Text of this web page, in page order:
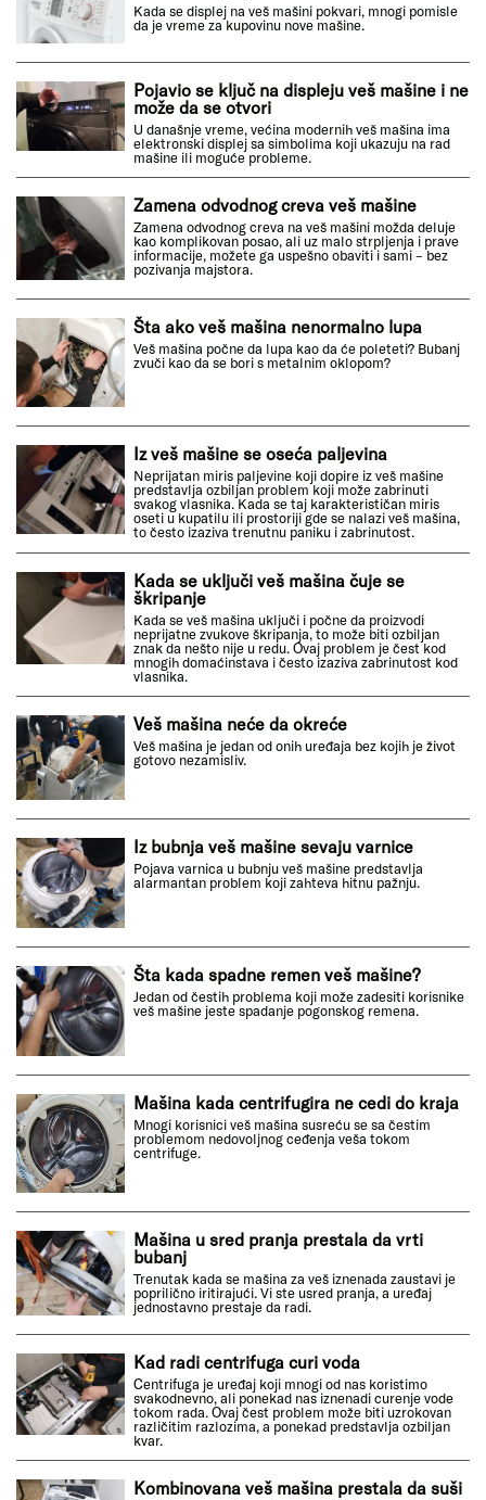
Kada se displej na veš mašini pokvari, mnogi pomisle
da je vreme za kupovinu nove mašine.
Pojavio se ključ na displeju veš mašine i ne
može da se otvori
U današnje vreme, većina modernih veš mašina ima
elektronski displej sa simbolima koji ukazuju na rad
mašine ili moguće probleme.
Zamena odvodnog creva veš mašine
Zamena odvodnog creva na veš mašini možda deluje
kao komplikovan posao, ali uz malo strpljenja i prave
informacije, možete ga uspešno obaviti i sami – bez
pozivanja majstora.
Šta ako veš mašina nenormalno lupa
Veš mašina počne da lupa kao da će poleteti? Bubanj
zvuči kao da se bori s metalnim oklopom?
Iz veš mašine se oseća paljevina
Neprijatan miris paljevine koji dopire iz veš mašine
predstavlja ozbiljan problem koji može zabrinuti
svakog vlasnika. Kada se taj karakterističan miris
oseti u kupatilu ili prostoriji gde se nalazi veš mašina,
to često izaziva trenutnu paniku i zabrinutost.
Kada se uključi veš mašina čuje se
škripanje
Kada se veš mašina uključi i počne da proizvodi
neprijatne zvukove škripanja, to može biti ozbiljan
znak da nešto nije u redu. Ovaj problem je čest kod
mnogih domaćinstava i često izaziva zabrinutost kod
vlasnika.
Veš mašina neće da okreće
Veš mašina je jedan od onih uređaja bez kojih je život
gotovo nezamisliv.
Iz bubnja veš mašine sevaju varnice
Pojava varnica u bubnju veš mašine predstavlja
alarmantan problem koji zahteva hitnu pažnju.
Šta kada spadne remen veš mašine?
Jedan od čestih problema koji može zadesiti korisnike
veš mašine jeste spadanje pogonskog remena.
Mašina kada centrifugira ne cedi do kraja
Mnogi korisnici veš mašina susreću se sa čestim
problemom nedovoljnog ceđenja veša tokom
centrifuge.
Mašina u sred pranja prestala da vrti
bubanj
Trenutak kada se mašina za veš iznenada zaustavi je
poprilično iritirajući. Vi ste usred pranja, a uređaj
jednostavno prestaje da radi.
Kad radi centrifuga curi voda
Centrifuga je uređaj koji mnogi od nas koristimo
svakodnevno, ali ponekad nas iznenadi curenje vode
tokom rada. Ovaj čest problem može biti uzrokovan
različitim razlozima, a ponekad predstavlja ozbiljan
kvar.
Kombinovana veš mašina prestala da suši